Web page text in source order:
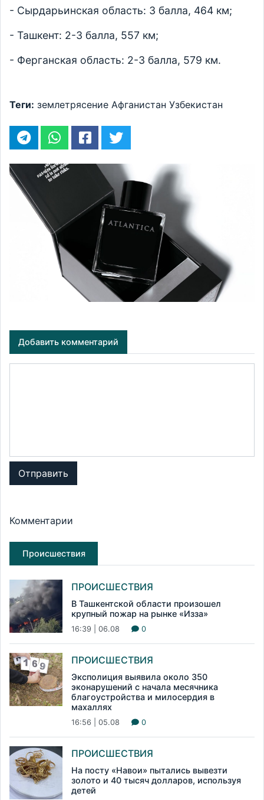
- Сырдарьинская область: 3 балла, 464 км;
- Ташкент: 2-3 балла, 557 км;
- Ферганская область: 2-3 балла, 579 км.
Теги: землетрясение Афганистан Узбекистан
Добавить комментарий
Отправить
Комментарии
Происшествия
ПРОИСШЕСТВИЯ
В Ташкентской области произошел
крупный пожар на рынке «Изза»
16:39 | 06.08 0
ПРОИСШЕСТВИЯ
Эксполиция выявила около 350
эконарушений с начала месячника
благоустройства и милосердия в
махаллях
16:56 | 05.08 0
ПРОИСШЕСТВИЯ
На посту «Навои» пытались вывезти
золото и 40 тысяч долларов, используя
детей